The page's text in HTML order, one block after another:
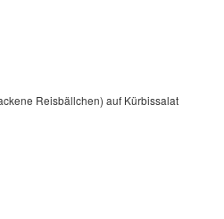
Reisbällchen) auf Kürbissalat